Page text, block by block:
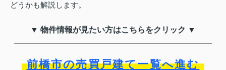
どうかも解説します。
▼ 物件情報が見たい方はこちらをクリック ▼
前橋市の売買戸建て一覧へ進む